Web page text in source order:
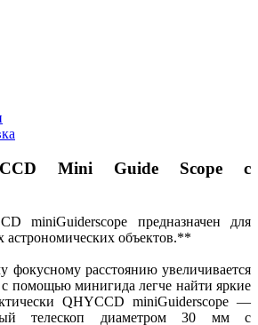
Mini Guide Scope с
miniGuiderscope предназначен для
объектов.**
фокусному расстоянию увеличивается
с помощью минигида легче найти яркие
QHYCCD miniGuiderscope —
телескоп диаметром 30 мм с